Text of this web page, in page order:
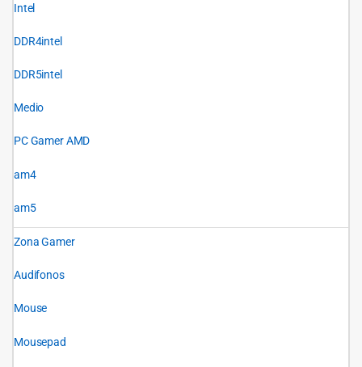
Intel
DDR4intel
DDR5intel
Medio
PC Gamer AMD
am4
am5
Zona Gamer
Audifonos
Mouse
Mousepad